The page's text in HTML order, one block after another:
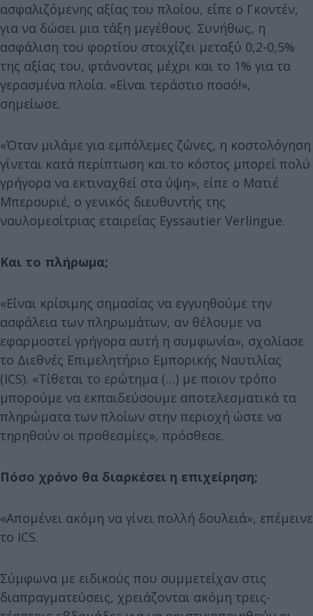
ασφαλιζόμενης αξίας του πλοίου, είπε ο Γκοντέν,
για να δώσει μια τάξη μεγέθους. Συνήθως, η
ασφάλιση του φορτίου στοιχίζει μεταξύ 0,2-0,5%
της αξίας του, φτάνοντας μέχρι και το 1% για τα
γερασμένα πλοία. «Είναι τεράστιο ποσό!»,
σημείωσε.
«Όταν μιλάμε για εμπόλεμες ζώνες, η κοστολόγηση
γίνεται κατά περίπτωση και το κόστος μπορεί πολύ
γρήγορα να εκτιναχθεί στα ύψη», είπε ο Ματιέ
Μπερουριέ, ο γενικός διευθυντής της
ναυλομεσίτριας εταιρείας Eyssautier Verlingue.
Και το πλήρωμα;
«Είναι κρίσιμης σημασίας να εγγυηθούμε την
ασφάλεια των πληρωμάτων, αν θέλουμε να
εφαρμοστεί γρήγορα αυτή η συμφωνία», σχολίασε
το Διεθνές Επιμελητήριο Εμπορικής Ναυτιλίας
(ICS). «Τίθεται το ερώτημα (…) με ποιον τρόπο
μπορούμε να εκπαιδεύσουμε αποτελεσματικά τα
πληρώματα των πλοίων στην περιοχή ώστε να
τηρηθούν οι προθεσμίες», πρόσθεσε.
Πόσο χρόνο θα διαρκέσει η επιχείρηση;
«Απομένει ακόμη να γίνει πολλή δουλειά», επέμεινε
το ICS.
Σύμφωνα με ειδικούς που συμμετείχαν στις
διαπραγματεύσεις, χρειάζονται ακόμη τρεις-